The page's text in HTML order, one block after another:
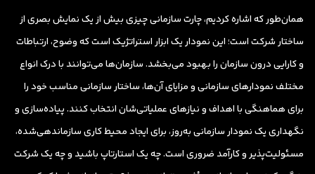
همان‌طور که اشاره کردیم، چارت سازمانی چیزی بیش از یک نمایش بصری از
ساختار شرکت است؛ این نمودار یک ابزار استراتژیک است که وضوح، ارتباطات
و کارایی درون سازمان را بهبود می‌بخشد. سازمان‌ها می‌توانند با درک انواع
مختلف نمودارهای سازمانی و مزایای آن‌ها، ساختار سازمانی مناسب خود را
برای هماهنگی با اهداف و نیازهای عملیاتی‌شان انتخاب کنند. پیاده‌سازی و
نگهداری یک نمودار سازمانی به‌روز، برای ایجاد محیط کاری سازماندهی‌شده،
مسئولیت‌پذیر و کارآمد ضروری است. چه یک استارتاپ باشید و چه یک شرکت